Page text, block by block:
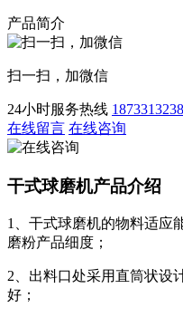
产品简介
扫一扫，加微信
24小时服务热线
在线留言 在线咨询
干式球磨机产品介绍
1、干式球磨机的物料适应
磨粉产品细度；
2、出料口处采用直筒状设
好；